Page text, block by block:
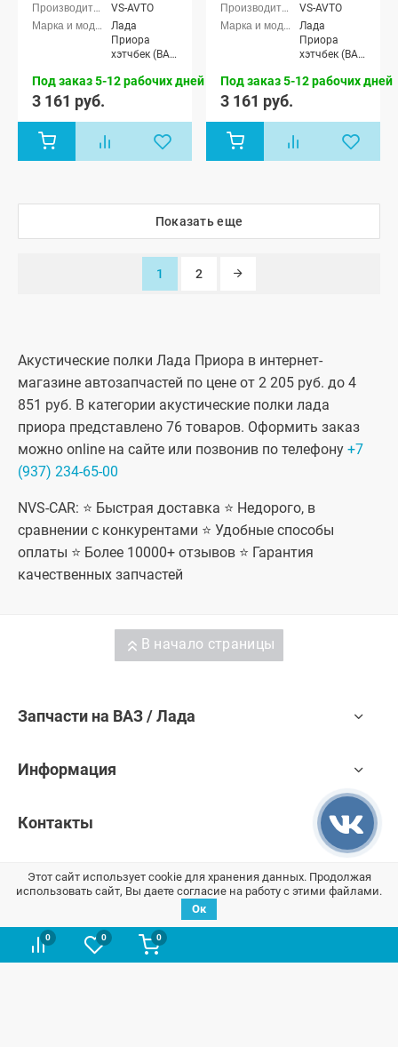
0 0 0
VS-AVTO
Лада
Приора
хэтчбек (ВАЗ
Приора-2
Под заказ 5-12 рабочих дней
3 161 руб.
VS-AVTO
Лада
Приора
хэтчбек (ВАЗ
Приора-2
Под заказ 5-12 рабочих дней
3 161 руб.
Показать еще
1 2
Акустические полки Лада Приора в интернет-
магазине автозапчастей по цене от 2 205 руб. до 4
851 руб. В категории акустические полки лада
приора представлено 76 товаров. Оформить заказ
можно online на сайте или позвонив по телефону +7
(937) 234-65-00
NVS-CAR: ⭐ Быстрая доставка ⭐ Недорого, в
сравнении с конкурентами ⭐ Удобные способы
оплаты ⭐ Более 10000+ отзывов ⭐ Гарантия
качественных запчастей
В начало страницы
Запчасти на ВАЗ / Лада
Информация
Контакты
Этот сайт использует cookie для хранения данных. Продолжая
использовать сайт, Вы даете согласие на работу с этими файлами.
Ок